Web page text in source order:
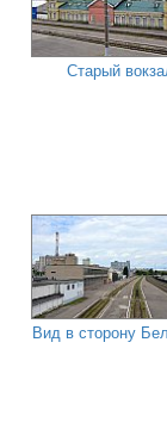
Старый
Вид в сторону